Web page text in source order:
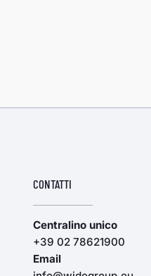
CONTATTI
Centralino unico
+39 02 78621900
Email